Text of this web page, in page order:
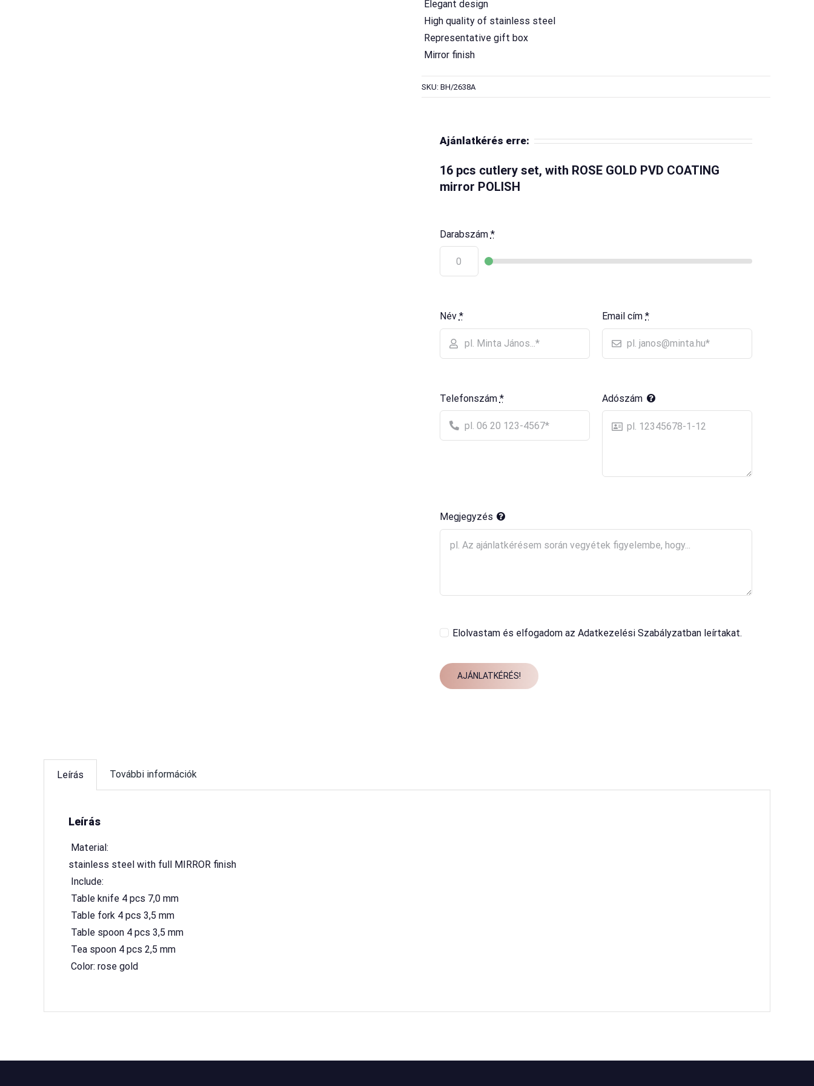
 Elegant design
 High quality of stainless steel
 Representative gift box
 Mirror finish
SKU: BH/2638A
Ajánlatkérés erre:
16 pcs cutlery set, with ROSE GOLD PVD COATING
mirror POLISH
Darabszám *
Név * Email cím*
Telefonszám * Adószám
Megjegyzés
Elolvastam és elfogadom az Adatkezelési Szabályzatban leírtakat.
AJÁNLATKÉRÉS!
Leírás További információk
Leírás
 Material:
stainless steel with full MIRROR finish
 Include:
 Table knife 4 pcs 7,0 mm
 Table fork 4 pcs 3,5 mm
 Table spoon 4 pcs 3,5 mm
 Tea spoon 4 pcs 2,5 mm
 Color: rose gold